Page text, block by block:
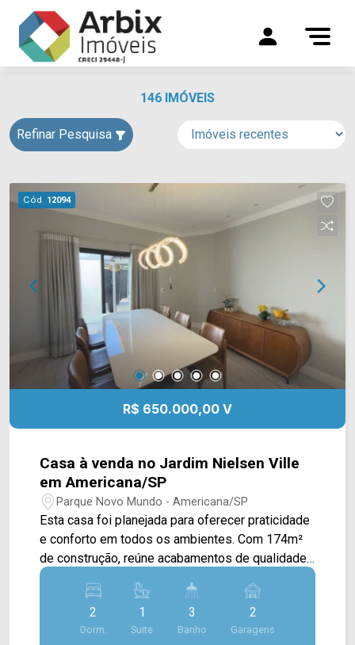
146 IMÓVEIS
Refinar Pesquisa
Cód. 12094
R$ 650.000,00 V
Casa à venda no Jardim Nielsen Ville
em Americana/SP
Parque Novo Mundo - Americana/SP
Esta casa foi planejada para oferecer praticidade
e conforto em todos os ambientes. Com 174m²
de construção, reúne acabamentos de qualidade,
ambientes funcionais e diferenciais que tornam o
dia a dia mais agradável para toda a família. A
cozinha planejada com ilha integra os espaços de
convivência, criando um ambiente perfeito para
2
Dorm.
1
Suite
3
Banho
2
Garagens